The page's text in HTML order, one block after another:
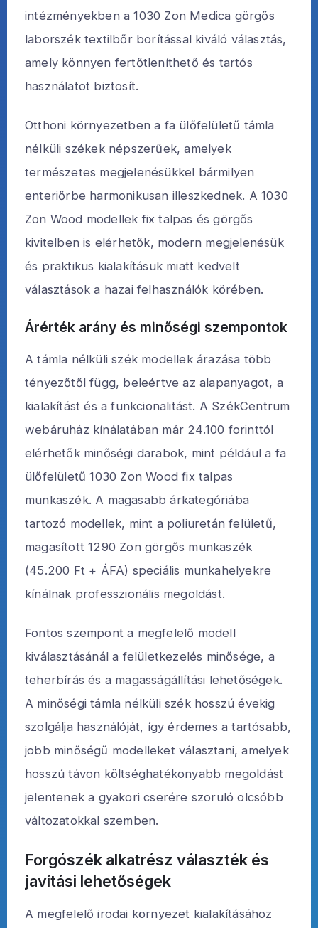
intézményekben a 1030 Zon Medica görgős
laborszék textilbőr borítással kiváló választás,
amely könnyen fertőtleníthető és tartós
használatot biztosít.
Otthoni környezetben a fa ülőfelületű támla
nélküli székek népszerűek, amelyek
természetes megjelenésükkel bármilyen
enteriőrbe harmonikusan illeszkednek. A 1030
Zon Wood modellek fix talpas és görgős
kivitelben is elérhetők, modern megjelenésük
és praktikus kialakításuk miatt kedvelt
választások a hazai felhasználók körében.
Árérték arány és minőségi szempontok
A támla nélküli szék modellek árazása több
tényezőtől függ, beleértve az alapanyagot, a
kialakítást és a funkcionalitást. A SzékCentrum
webáruház kínálatában már 24.100 forinttól
elérhetők minőségi darabok, mint például a fa
ülőfelületű 1030 Zon Wood fix talpas
munkaszék. A magasabb árkategóriába
tartozó modellek, mint a poliuretán felületű,
magasított 1290 Zon görgős munkaszék
(45.200 Ft + ÁFA) speciális munkahelyekre
kínálnak professzionális megoldást.
Fontos szempont a megfelelő modell
kiválasztásánál a felületkezelés minősége, a
teherbírás és a magasságállítási lehetőségek.
A minőségi támla nélküli szék hosszú évekig
szolgálja használóját, így érdemes a tartósabb,
jobb minőségű modelleket választani, amelyek
hosszú távon költséghatékonyabb megoldást
jelentenek a gyakori cserére szoruló olcsóbb
változatokkal szemben.
Forgószék alkatrész választék és
javítási lehetőségek
A megfelelő irodai környezet kialakításához